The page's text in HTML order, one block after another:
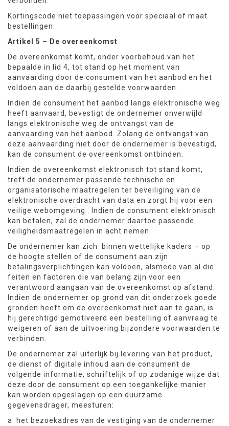
Kortingscode niet toepassingen voor speciaal of maat
bestellingen.
Artikel 5 – De overeenkomst
De overeenkomst komt, onder voorbehoud van het
bepaalde in lid 4, tot stand op het moment van
aanvaarding door de consument van het aanbod en het
voldoen aan de daarbij gestelde voorwaarden.
Indien de consument het aanbod langs elektronische weg
heeft aanvaard, bevestigt de ondernemer onverwijld
langs elektronische weg de ontvangst van de
aanvaarding van het aanbod. Zolang de ontvangst van
deze aanvaarding niet door de ondernemer is bevestigd,
kan de consument de overeenkomst ontbinden.
Indien de overeenkomst elektronisch tot stand komt,
treft de ondernemer passende technische en
organisatorische maatregelen ter beveiliging van de
elektronische overdracht van data en zorgt hij voor een
veilige webomgeving . Indien de consument elektronisch
kan betalen, zal de ondernemer daartoe passende
veiligheidsmaatregelen in acht nemen.
De ondernemer kan zich binnen wettelijke kaders – op
de hoogte stellen of de consument aan zijn
betalingsverplichtingen kan voldoen, alsmede van al die
feiten en factoren die van belang zijn voor een
verantwoord aangaan van de overeenkomst op afstand.
Indien de ondernemer op grond van dit onderzoek goede
gronden heeft om de overeenkomst niet aan te gaan, is
hij gerechtigd gemotiveerd een bestelling of aanvraag te
weigeren of aan de uitvoering bijzondere voorwaarden te
verbinden.
De ondernemer zal uiterlijk bij levering van het product,
de dienst of digitale inhoud aan de consument de
volgende informatie, schriftelijk of op zodanige wijze dat
deze door de consument op een toegankelijke manier
kan worden opgeslagen op een duurzame
gegevensdrager, meesturen:
a. het bezoekadres van de vestiging van de ondernemer